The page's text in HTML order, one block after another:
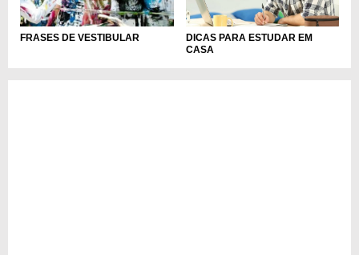
FRASES DE VESTIBULAR
DICAS PARA ESTUDAR EM
CASA